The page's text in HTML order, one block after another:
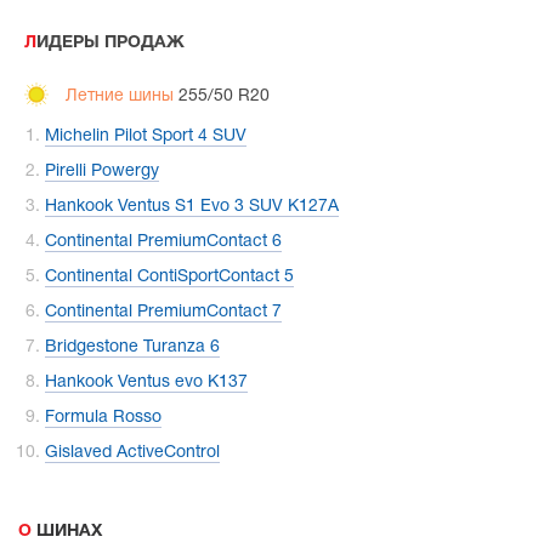
ЛИДЕРЫ ПРОДАЖ
Летние шины 255/50 R20
Michelin Pilot Sport 4 SUV
Pirelli Powergy
Hankook Ventus S1 Evo 3 SUV K127A
Continental PremiumContact 6
Continental ContiSportContact 5
Continental PremiumContact 7
Bridgestone Turanza 6
Hankook Ventus evo K137
Formula Rosso
Gislaved ActiveControl
О ШИНАХ